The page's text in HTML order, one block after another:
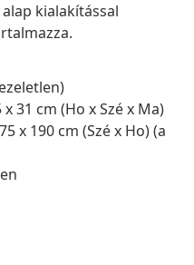
kialakítással
31 cm (Ho x Szé x Ma)
x 190 cm (Szé x Ho) (a